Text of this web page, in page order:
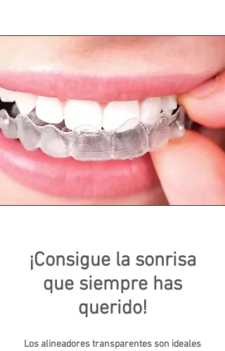
¡Consigue la sonrisa
que siempre has
querido!
Los alineadores transparentes son ideales